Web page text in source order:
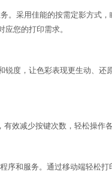
。采用佳能的按需定影方式
您的打印需求。
度，让色彩表现更生动、还
减少按键次数，轻松操作各
和服务。通过移动端轻松打